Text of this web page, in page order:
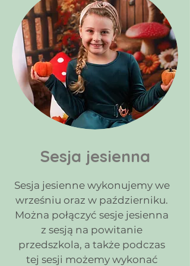
Sesja jesienna
Sesja jesienne wykonujemy we
wrześniu oraz w październiku.
Można połączyć sesje jesienna
z sesją na powitanie
przedszkola, a także podczas
tej sesji możemy wykonać